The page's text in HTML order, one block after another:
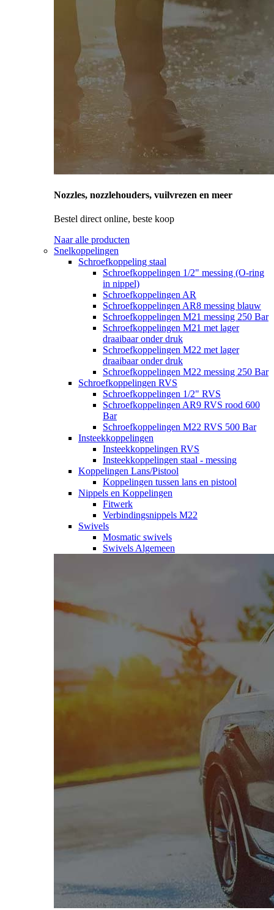
Nozzles, nozzlehouders, vuilvrezen en meer
Bestel direct online, beste koop
Naar alle producten
Snelkoppelingen
Schroefkoppeling staal
Schroefkoppelingen 1/2" messing (O-ring
in nippel)
Schroefkoppelingen AR
Schroefkoppelingen AR8 messing blauw
Schroefkoppelingen M21 messing 250 Bar
Schroefkoppelingen M21 met lager
draaibaar onder druk
Schroefkoppelingen M22 met lager
draaibaar onder druk
Schroefkoppelingen M22 messing 250 Bar
Schroefkoppelingen RVS
Schroefkoppelingen 1/2" RVS
Schroefkoppelingen AR9 RVS rood 600
Bar
Schroefkoppelingen M22 RVS 500 Bar
Insteekkoppelingen
Insteekkoppelingen RVS
Insteekkoppelingen staal - messing
Koppelingen Lans/Pistool
Koppelingen tussen lans en pistool
Nippels en Koppelingen
Fitwerk
Verbindingsnippels M22
Swivels
Mosmatic swivels
Swivels Algemeen